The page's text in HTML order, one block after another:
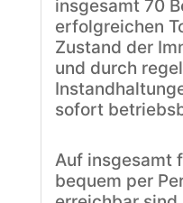
insgesamt 70
erfolgreichen
Zustand der
und durch
sofort
Auf insgesamt
bequem per